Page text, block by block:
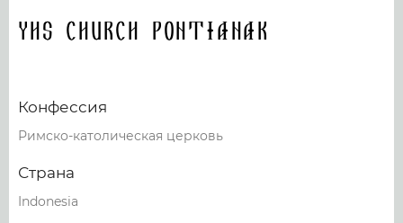
YHS Church Pontianak
Конфессия
Римско-католическая церковь
Страна
Indonesia